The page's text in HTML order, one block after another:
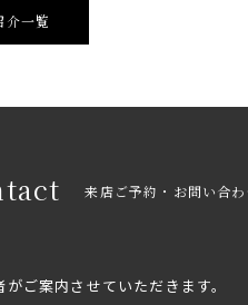
介一覧
来店ご予約・お問い合
ご案内させていただきます。